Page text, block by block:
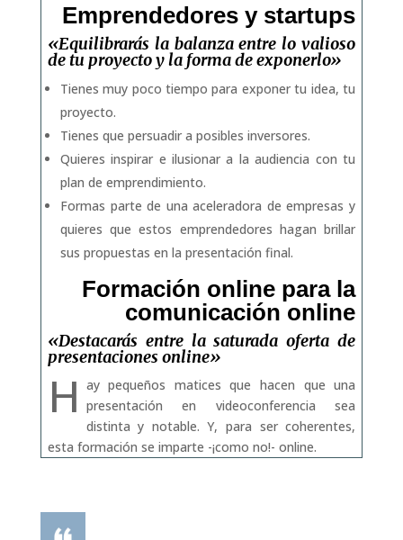
Emprendedores y startups
«Equilibrarás la balanza entre lo valioso
de tu proyecto y la forma de exponerlo»
Tienes muy poco tiempo para exponer tu idea, tu
proyecto.
Tienes que persuadir a posibles inversores.
Quieres inspirar e ilusionar a la audiencia con tu
plan de emprendimiento.
Formas parte de una aceleradora de empresas y
quieres que estos emprendedores hagan brillar
sus propuestas en la presentación final.
Formación online para la
comunicación online
«Destacarás entre la saturada oferta de
presentaciones online»
H ay pequeños matices que hacen que una
presentación en videoconferencia sea
distinta y notable. Y, para ser coherentes,
esta formación se imparte -¡como no!- online.